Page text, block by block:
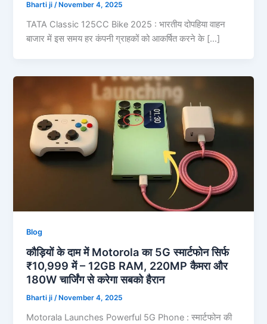
Bharti ji/ November 4, 2025
TATA Classic 125CC Bike 2025 : भारतीय दोपहिया वाहन
बाजार में इस समय हर कंपनी ग्राहकों को आकर्षित करने के […]
Blog
कौड़ियों के दाम में Motorola का 5G स्मार्टफोन सिर्फ
₹10,999 में – 12GB RAM, 220MP कैमरा और
180W चार्जिंग से करेगा सबको हैरान
Bharti ji/ November 4, 2025
Motorala Launches Powerful 5G Phone : स्मार्टफोन की